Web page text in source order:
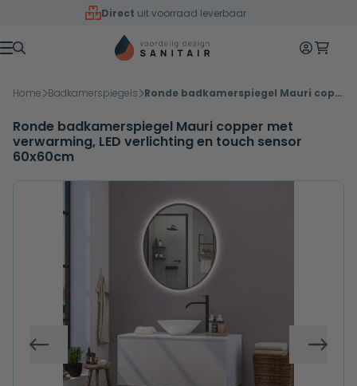
Overslaan naar inhoud
Direct uit voorraad leverbaar
Menu
Mijn
Home Badkamerspiegels Ronde badkamerspiegel Mauri copper met verwarming, LED verlichting en touch sensor 60x60cm
Ronde badkamerspiegel Mauri copper met
verwarming, LED verlichting en touch sensor
60x60cm
Vorige